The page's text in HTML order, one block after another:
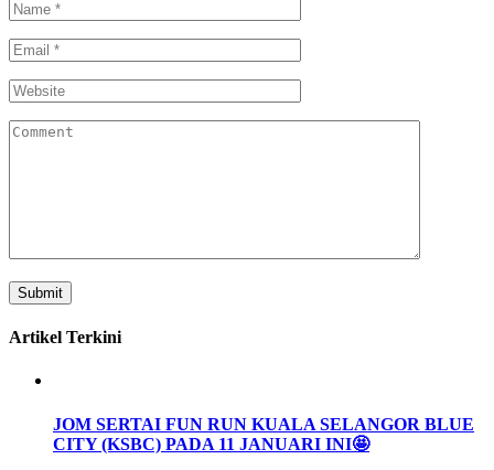
Artikel Terkini
JOM SERTAI FUN RUN KUALA SELANGOR BLUE
CITY (KSBC) PADA 11 JANUARI INI🤩